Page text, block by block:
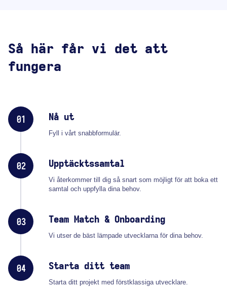
Så här får vi det att
fungera
01 Nå ut
Fyll i vårt snabbformulär.
02 Upptäcktssamtal
Vi återkommer till dig så snart som möjligt för att boka ett
samtal och uppfylla dina behov.
03 Team Match & Onboarding
Vi utser de bäst lämpade utvecklarna för dina behov.
04 Starta ditt team
Starta ditt projekt med förstklassiga utvecklare.